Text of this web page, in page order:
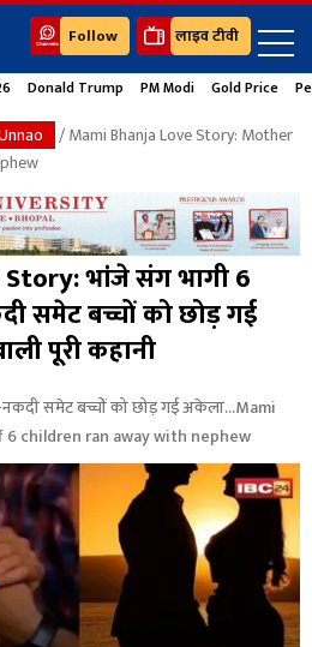
Follow लाइव टीवी
Donald Trump PM Modi Gold Price
/ Mami Bhanja Love Story: Mother
भांजे संग भागी 6
समेट बच्चों को छोड़ गई
पूरी कहानी
समेट बच्चों को छोड़ गई अकेला...Mami
children ran away with nephew